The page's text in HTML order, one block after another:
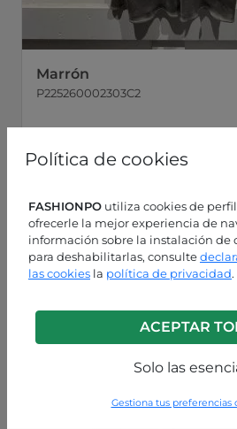
Política de cookies
FASHIONPO utiliza cookies de
ofrecerle la mejor experiencia de
información sobre la instalación de
para deshabilitarlas, consulte
las cookies la política de privacidad.
ACEPTAR
Solo las
Gestiona tus preferencias
Marrón
P225260002303C2